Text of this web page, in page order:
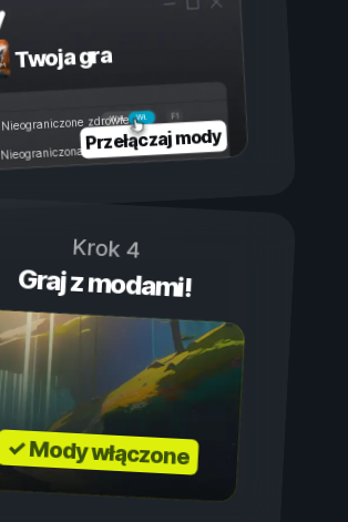
Twoja gra
Wł.
Wył.
Nieograniczone zdrowie
Nieograniczona wytrzymałość
Przełączaj mody
Krok 4
Graj z modami!
✓ Mody włączone